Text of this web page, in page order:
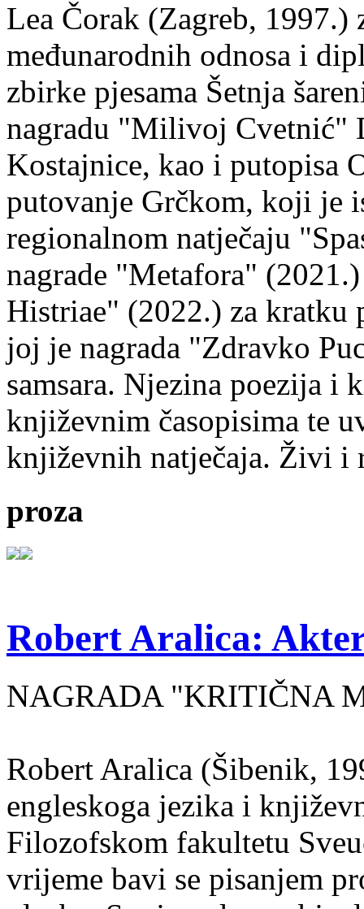
Lea Čorak (Zagreb,
međunarodnih odnosa i
zbirke pjesama Šetnja
nagradu "Milivoj Cvetnić"
Kostajnice, kao i putopisa
putovanje Grčkom, koji je
regionalnom natječaju
nagrade "Metafora"
Histriae" (2022.) za kratku
joj je nagrada "Zdravko
samsara. Njezina poezija i
književnim časopisima te
književnih natječaja. Živi i
proza
Robert Aralica:
NAGRADA "KRITIČNA
Robert Aralica (Šibenik,
engleskoga jezika i
Filozofskom fakultetu
vrijeme bavi se pisanjem